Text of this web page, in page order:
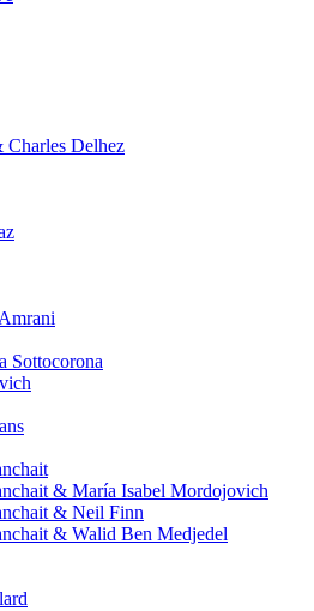
Delhez
Sottocorona
& María Isabel Mordojovich
& Neil Finn
& Walid Ben Medjedel